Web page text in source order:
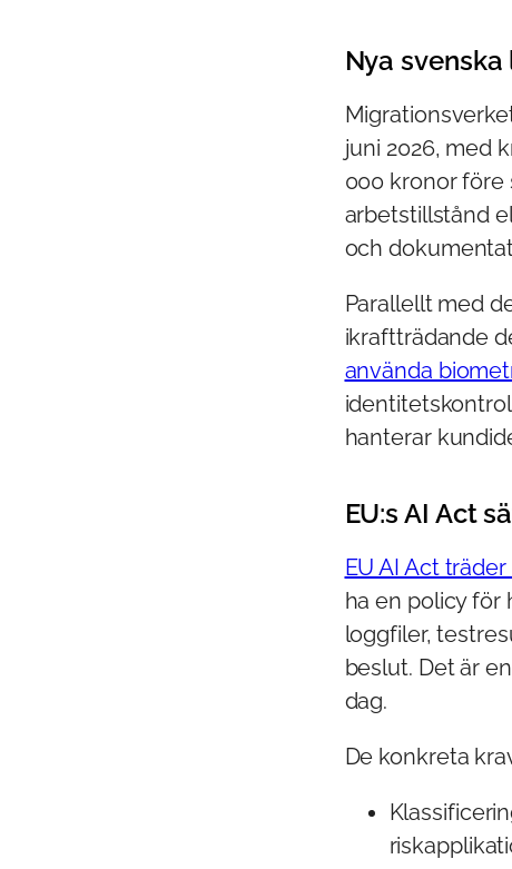
Nya
juni 2026, med
000 kronor före
arbetstillstånd
och
Parallellt med
ikraftträdande
använda
hanterar
EU:s AI Act
EU AI Act
ha en policy för
loggfiler,
beslut. Det är
dag.
De konkreta